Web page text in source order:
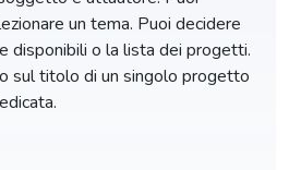
un tema. Puoi decidere
disponibili o la lista dei progetti.
sul titolo di un singolo progetto